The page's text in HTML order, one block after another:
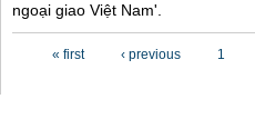
ngoại giao Việt Nam'.
« first ‹ previous 1